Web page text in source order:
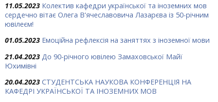
11.05.2023 Колектив кафедри української та іноземних мов
сердечно вітає Олега В'ячеславовича Лазарєва із 50-річним
ювілеєм!
01.05.2023 Емоційна рефлексія на заняттях з іноземної мови
21.04.2023 До 90-річного ювілею Замаховської Майї
Юхимівні
20.04.2023 СТУДЕНТСЬКА НАУКОВА КОНФЕРЕНЦІЯ НА
КАФЕДРІ УКРАЇНСЬКОЇ ТА ІНОЗЕМНИХ МОВ